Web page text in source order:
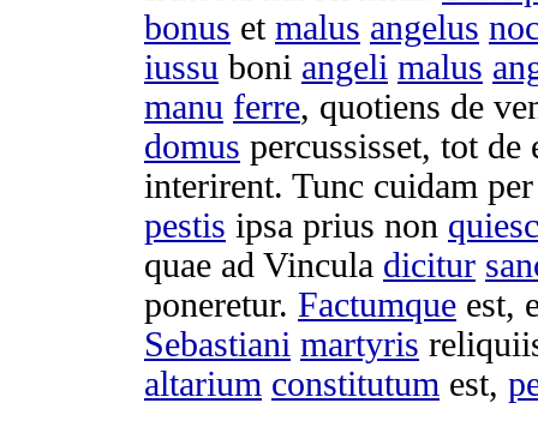
bonus et malus angelus
iussu boni angeli malus
manu ferre, quotiens de
domus percussisset, tot de
interirent. Tunc cuidam
pestis ipsa prius non
quae ad Vincula dicitur
poneretur. Factumque est,
Sebastiani martyris
altarium constitutum est,